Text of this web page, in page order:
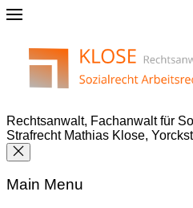
Rechtsanwalt, Fachanwalt für
Strafrecht Mathias Klose,
Main Menu